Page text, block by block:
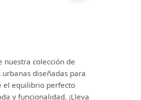
nuestra colección de
urbanas diseñadas para
el equilibrio perfecto
y funcionalidad. ¡Lleva